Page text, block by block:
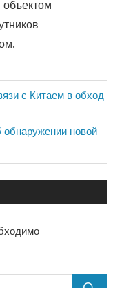
с Китаем в обход
новой